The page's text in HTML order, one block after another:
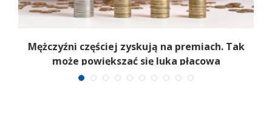
Mężczyźni częściej zyskują na premiach. Tak
może powiększać się luka płacowa